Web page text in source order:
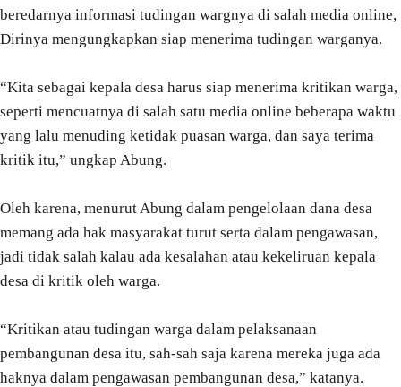
beredarnya informasi tudingan wargnya di salah media online,
Dirinya mengungkapkan siap menerima tudingan warganya.
“Kita sebagai kepala desa harus siap menerima kritikan warga,
seperti mencuatnya di salah satu media online beberapa waktu
yang lalu menuding ketidak puasan warga, dan saya terima
kritik itu,” ungkap Abung.
Oleh karena, menurut Abung dalam pengelolaan dana desa
memang ada hak masyarakat turut serta dalam pengawasan,
jadi tidak salah kalau ada kesalahan atau kekeliruan kepala
desa di kritik oleh warga.
“Kritikan atau tudingan warga dalam pelaksanaan
pembangunan desa itu, sah-sah saja karena mereka juga ada
haknya dalam pengawasan pembangunan desa,” katanya.